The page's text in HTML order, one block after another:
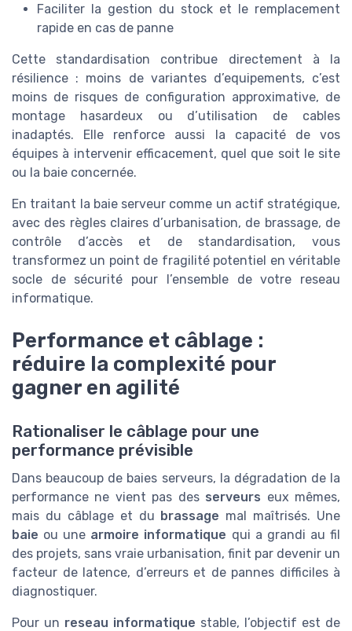
Faciliter la gestion du stock et le remplacement
rapide en cas de panne
Cette standardisation contribue directement à la
résilience : moins de variantes d’equipements, c’est
moins de risques de configuration approximative, de
montage hasardeux ou d’utilisation de cables
inadaptés. Elle renforce aussi la capacité de vos
équipes à intervenir efficacement, quel que soit le site
ou la baie concernée.
En traitant la baie serveur comme un actif stratégique,
avec des règles claires d’urbanisation, de brassage, de
contrôle d’accès et de standardisation, vous
transformez un point de fragilité potentiel en véritable
socle de sécurité pour l’ensemble de votre reseau
informatique.
Performance et câblage :
réduire la complexité pour
gagner en agilité
Rationaliser le câblage pour une
performance prévisible
Dans beaucoup de baies serveurs, la dégradation de la
performance ne vient pas des serveurs eux mêmes,
mais du câblage et du brassage mal maîtrisés. Une
baie ou une armoire informatique qui a grandi au fil
des projets, sans vraie urbanisation, finit par devenir un
facteur de latence, d’erreurs et de pannes difficiles à
diagnostiquer.
Pour un reseau informatique stable, l’objectif est de